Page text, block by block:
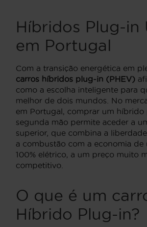
Híbridos Plug-in
em Portugal
Com a transição energética em
carros híbridos plug-in (PHEV)
como a escolha inteligente para
melhor de dois mundos. No
em Portugal, comprar um
segunda mão permite aceder a
superior, que combina a
a combustão com a economia de
100% elétrico, a um preço muito
competitivo.
O que é um
Híbrido Plug-in?